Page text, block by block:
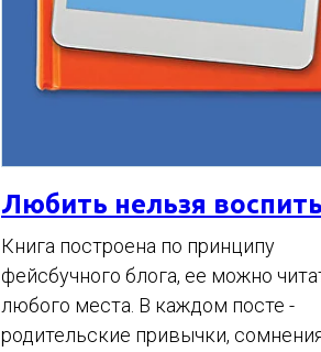
Любить нельзя
Книга построена по принципу
фейсбучного блога, ее можно
любого места. В каждом посте -
родительские привычки,